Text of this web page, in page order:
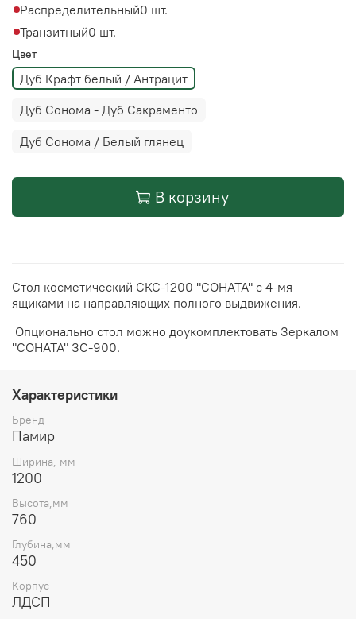
Распределительный0 шт.
Транзитный0 шт.
Цвет
Дуб Крафт белый / Антрацит
Дуб Сонома - Дуб Сакраменто
Дуб Сонома / Белый глянец
В корзину
Стол косметический СКС-1200 "СОНАТА" с 4-мя
ящиками на направляющих полного выдвижения.
Опционально стол можно доукомплектовать Зеркалом
"СОНАТА" ЗС-900.
Характеристики
Бренд
Памир
Ширина, мм
1200
Высота,мм
760
Глубина,мм
450
Корпус
ЛДСП